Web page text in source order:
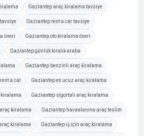
Gaziantep araç kiralama tavsiye
Gaziantep rent a car tavsiye
öneri Gaziantep oto kiralama öneri
Gaziantep günlük kiralık araba
Gaziantep benzinli araç kiralama
a car Gaziantep en ucuz araç kiralama
kiralama Gaziantep sigortalı araç kiralama
kiralama Gaziantep havaalanına araç teslim
kiralama Gaziantep iş için araç kiralama